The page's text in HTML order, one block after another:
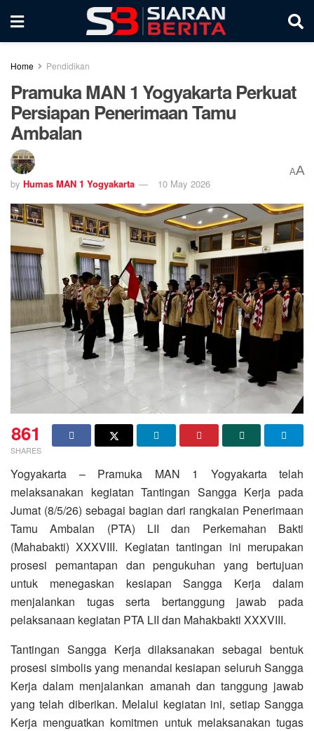
Home Pendidikan
Pramuka MAN 1 Yogyakarta Perkuat
Persiapan Penerimaan Tamu
Ambalan
by Humas MAN 1 Yogyakarta 10 May 2026
AA
861
SHARES
Yogyakarta – Pramuka MAN 1 Yogyakarta telah
melaksanakan kegiatan Tantingan Sangga Kerja pada
Jumat (8/5/26) sebagai bagian dari rangkaian Penerimaan
Tamu Ambalan (PTA) LII dan Perkemahan Bakti
(Mahabakti) XXXVIII. Kegiatan tantingan ini merupakan
prosesi pemantapan dan pengukuhan yang bertujuan
untuk menegaskan kesiapan Sangga Kerja dalam
menjalankan tugas serta bertanggung jawab pada
pelaksanaan kegiatan PTA LII dan Mahakbakti XXXVIII.
Tantingan Sangga Kerja dilaksanakan sebagai bentuk
prosesi simbolis yang menandai kesiapan seluruh Sangga
Kerja dalam menjalankan amanah dan tanggung jawab
yang telah diberikan. Melalui kegiatan ini, setiap Sangga
Kerja menguatkan komitmen untuk melaksanakan tugas